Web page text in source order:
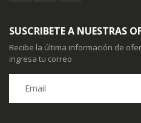
SUSCRIBETE A NUESTRAS
Recibe la última información de
ingresa tu correo